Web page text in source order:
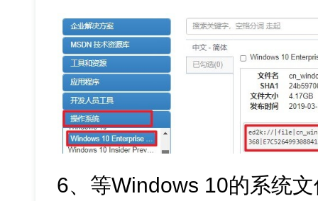
6、等Windows 10的系统